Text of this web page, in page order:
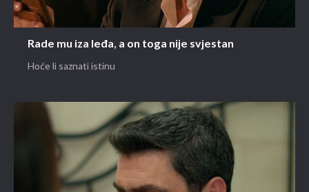
Rade mu iza leđa, a on toga nije svjestan
Hoće li saznati istinu